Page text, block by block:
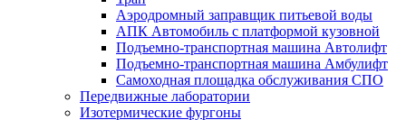
Аэродромный заправщик питьевой воды
АПК Автомобиль с платформой кузовной
Подъемно-транспортная машина Автолифт
Подъемно-транспортная машина Амбулифт
Самоходная площадка обслуживания СПО
Передвижные лаборатории
Изотермические фургоны